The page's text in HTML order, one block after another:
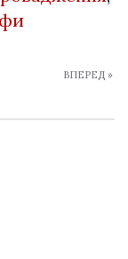
ВПЕРЕД »